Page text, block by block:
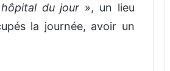
hôpital du jour », un lieu
la journée, avoir un